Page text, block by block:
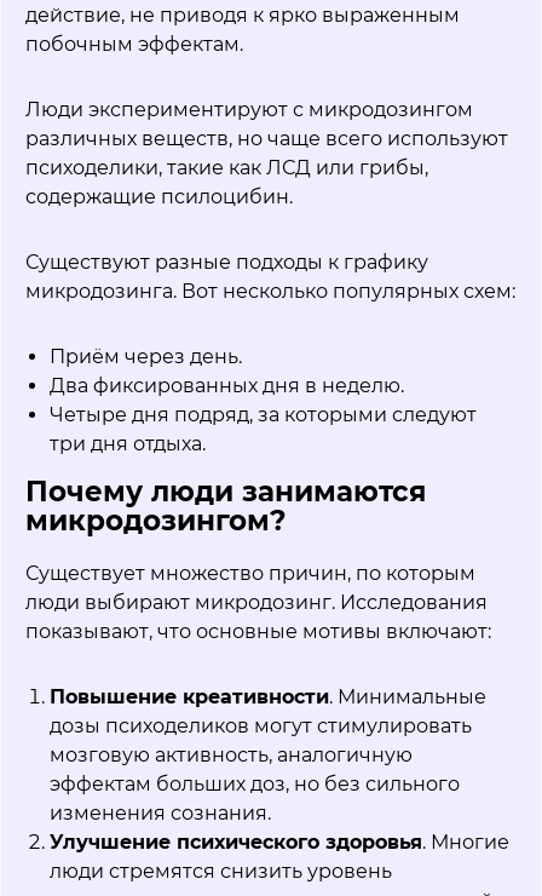
действие, не приводя к ярко выраженным
побочным эффектам.
Люди экспериментируют с микродозингом
различных веществ, но чаще всего используют
психоделики, такие как ЛСД или грибы,
содержащие псилоцибин.
Существуют разные подходы к графику
микродозинга. Вот несколько популярных схем:
Приём через день.
Два фиксированных дня в неделю.
Четыре дня подряд, за которыми следуют
три дня отдыха.
Почему люди занимаются
микродозингом?
Существует множество причин, по которым
люди выбирают микродозинг. Исследования
показывают, что основные мотивы включают:
Повышение креативности. Минимальные
дозы психоделиков могут стимулировать
мозговую активность, аналогичную
эффектам больших доз, но без сильного
изменения сознания.
Улучшение психического здоровья. Многие
люди стремятся снизить уровень